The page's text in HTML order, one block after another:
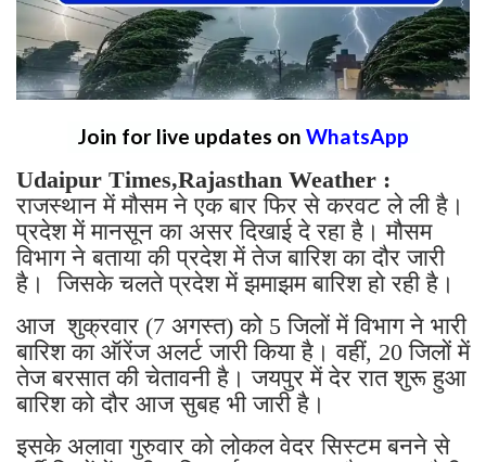
Join for live updates on WhatsApp
Udaipur Times,Rajasthan Weather :
राजस्थान में मौसम ने एक बार फिर से करवट ले ली है।
प्रदेश में मानसून का असर दिखाई दे रहा है। मौसम
विभाग ने बताया की प्रदेश में तेज बारिश का दौर जारी
है। जिसके चलते प्रदेश में झमाझम बारिश हो रही है।
आज शुक्रवार (7 अगस्त) को 5 जिलों में विभाग ने भारी
बारिश का ऑरेंज अलर्ट जारी किया है। वहीं, 20 जिलों में
तेज बरसात की चेतावनी है। जयपुर में देर रात शुरू हुआ
बारिश को दौर आज सुबह भी जारी है।
इसके अलावा गुरुवार को लोकल वेदर सिस्टम बनने से